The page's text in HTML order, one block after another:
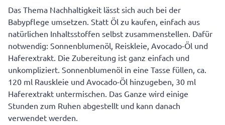
Das Thema Nachhaltigkeit lässt sich auch bei der
Babypflege umsetzen. Statt Öl zu kaufen, einfach aus
natürlichen Inhaltsstoffen selbst zusammenstellen. Dafür
notwendig: Sonnenblumenöl, Reiskleie, Avocado-Öl und
Haferextrakt. Die Zubereitung ist ganz einfach und
unkompliziert. Sonnenblumenöl in eine Tasse füllen, ca.
120 ml Rauskleie und Avocado-Öl hinzugeben, 30 ml
Haferextrakt untermischen. Das Ganze wird einige
Stunden zum Ruhen abgestellt und kann danach
verwendet werden.